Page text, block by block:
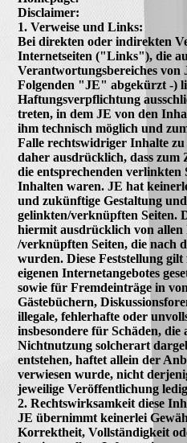
Disclaimer:
1. Verweise und Links:
Bei direkten oder indirekten
Internetseiten ("Links"), die
Verantwortungsbereiches von
Folgenden "JE" abgekürzt -)
Haftungsverpflichtung
treten, in dem JE von den
ihm technisch möglich und
Falle rechtswidriger Inhalte
daher ausdrücklich, dass
die entsprechenden verlinkten
Inhalten waren. JE hat
und zukünftige Gestaltung
gelinkten/verknüpften Seiten.
hiermit ausdrücklich von
/verknüpften Seiten, die nach
wurden. Diese Feststellung
eigenen Internetangebotes
sowie für Fremdeinträge in
Gästebüchern,
illegale, fehlerhafte oder
insbesondere für Schäden,
Nichtnutzung solcherart
entstehen, haftet allein der
verwiesen wurde, nicht
jeweilige Veröffentlichung
2. Rechtswirksamkeit diese
JE übernimmt keinerlei
Korrektheit, Vollständigkeit